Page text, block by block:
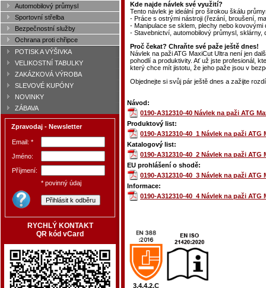
Automobilový průmysl
Sportovní střelba
Bezpečnostní služby
Ochrana proti chřipce
POTISK A VÝŠIVKA
VELIKOSTNÍ TABULKY
ZAKÁZKOVÁ VÝROBA
SLEVOVÉ KUPÓNY
NOVINKY
ZÁBAVA
Zpravodaj - Newsletter
Email: *
Jméno:
Příjmení:
* povinný údaj
RYCHLÝ KONTAKT
QR kód vCard
Kde najde návlek své využití?
Tento návlek je ideální pro širokou škálu
- Práce s ostrými nástroji (řezání, broušení,
- Manipulace se sklem, plechy nebo kovovými
- Stavebnictví, automobilový průmysl, sklárny,
Proč čekat? Chraňte své paže ještě dnes!
Návlek na paži ATG MaxiCut Ultra není jen
pohodlí a produktivity. Ať už jste profesionál,
který chce mít jistotu, že jeho paže jsou v
Objednejte si svůj pár ještě dnes a zažijte
Návod:
0190-A312310-40 Návlek na paži ATG
Produktový list:
0190-A312310-40_1 Návlek na paži
Katalogový list:
0190-A312310-40_2 Návlek na paži
EU prohlášení o shodě:
0190-A312310-40_3 Návlek na paži
Informace:
0190-A312310-40_4 Návlek na paži
3,4,4,2,C